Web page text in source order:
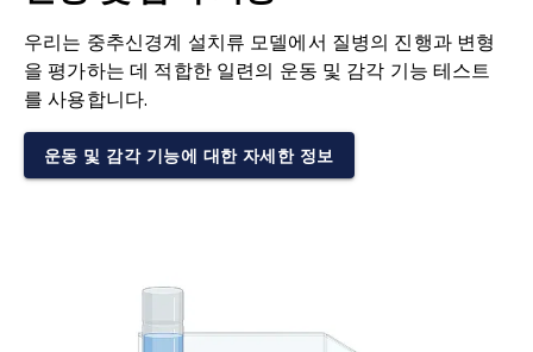
우리는 중추신경계 설치류 모델에서 질병의 진행과 변형
을 평가하는 데 적합한 일련의 운동 및 감각 기능 테스트
를 사용합니다.
운동 및 감각 기능에 대한 자세한 정보